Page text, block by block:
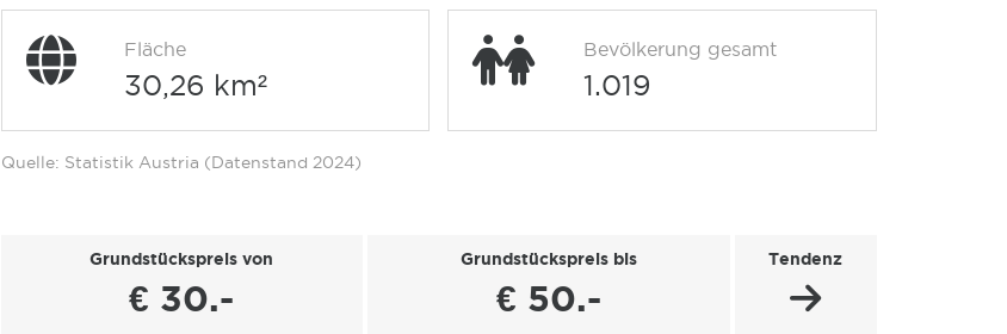
Fläche
30,26 km²
Bevölkerung gesamt
1.019
Quelle: Statistik Austria (Datenstand 2024)
Grundstückspreis von
€ 30.-
Grundstückspreis bis
€ 50.-
Tendenz